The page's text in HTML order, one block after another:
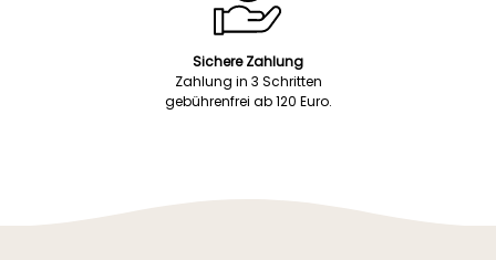
Sichere Zahlung
Zahlung in 3 Schritten
gebührenfrei ab 120 Euro.